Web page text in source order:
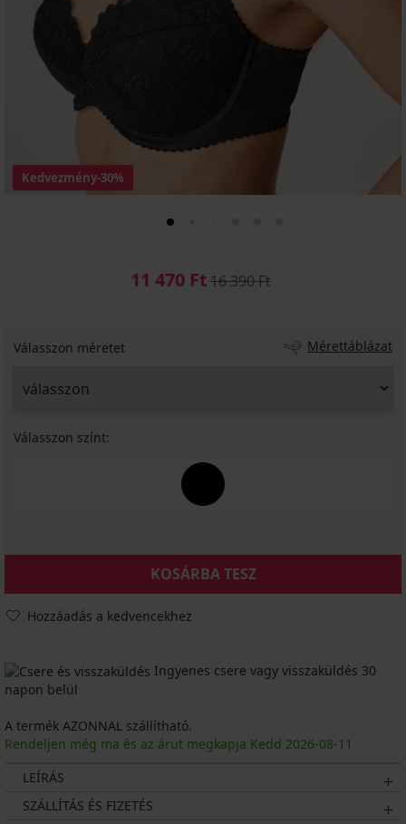
Kedvezmény-30%
11 470 Ft16 390 Ft
Válasszon méretet Mérettáblázat
Válasszon színt:
KOSÁRBA TESZ
Hozzáadás a kedvencekhez
Ingyenes csere vagy visszaküldés 30
napon belül
A termék AZONNAL szállítható.
Rendeljen még ma és az árut megkapja Kedd 2026-08-11
LEÍRÁS
SZÁLLÍTÁS ÉS FIZETÉS